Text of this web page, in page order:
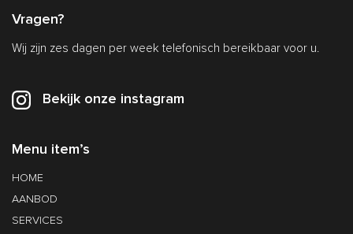
Vragen?
Wij zijn zes dagen per week telefonisch bereikbaar voor u.
Bekijk onze instagram
Menu item’s
HOME
AANBOD
SERVICES